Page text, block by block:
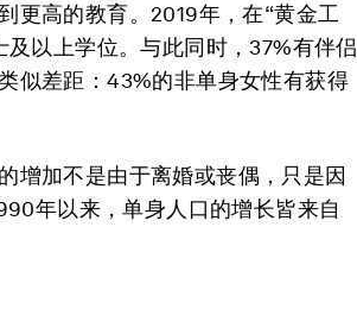
更高的教育。2019年，在“黄金工
以上学位。与此同时，37%有伴侣
似差距：43%的非单身女性有获得
增加不是由于离婚或丧偶，只是因
年以来，单身人口的增长皆来自